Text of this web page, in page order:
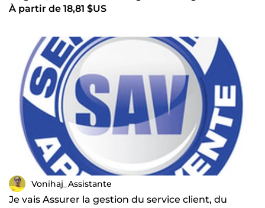
À partir de 18,81 $US
Vonihaj_Assistante
Je vais Assurer la gestion du service client, du